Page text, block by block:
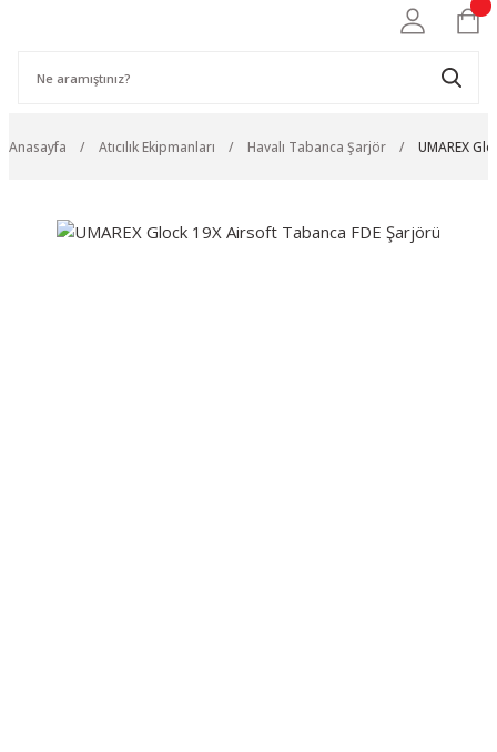
Anasayfa Atıcılık Ekipmanları Havalı Tabanca Şarjör UMAREX